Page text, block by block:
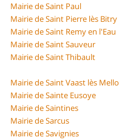
Mairie de Saint Paul
Mairie de Saint Pierre lès Bitry
Mairie de Saint Remy en l'Eau
Mairie de Saint Sauveur
Mairie de Saint Thibault
Mairie de Saint Vaast lès Mello
Mairie de Sainte Eusoye
Mairie de Saintines
Mairie de Sarcus
Mairie de Savignies